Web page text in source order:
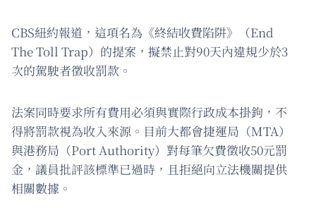
CBS紐約報道，這項名為《終結收費陷阱》（End
The Toll Trap）的提案，擬禁止對90天內違規少於3
次的駕駛者徵收罰款。
法案同時要求所有費用必須與實際行政成本掛鉤，不
得將罰款視為收入來源。目前大都會捷運局（MTA）
與港務局（Port Authority）對每筆欠費徵收50元罰
金，議員批評該標準已過時，且拒絕向立法機關提供
相關數據。